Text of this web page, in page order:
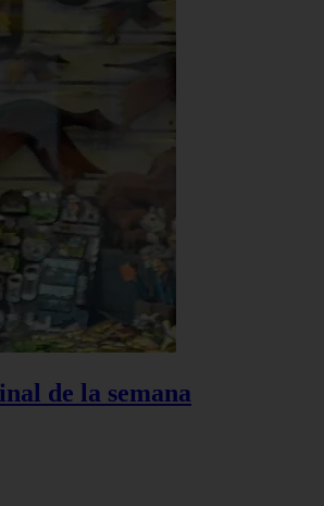
de la semana